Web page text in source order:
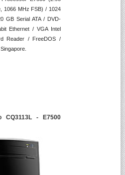
1066 MHz FSB) / 1024
GB Serial ATA / DVD-
Ethernet / VGA Intel
Reader / FreeDOS /
CQ3113L - E7500